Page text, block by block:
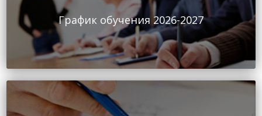
График обучения 2026-2027